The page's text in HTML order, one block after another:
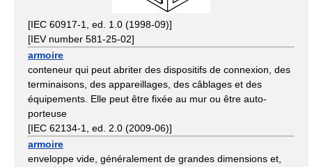
[IEC 60917-1, ed. 1.0 (1998-09)]
[IEV number 581-25-02]
armoire
conteneur qui peut abriter des dispositifs de connexion, des
terminaisons, des appareillages, des câblages et des
équipements. Elle peut être fixée au mur ou être auto-
porteuse
[IEC 62134-1, ed. 2.0 (2009-06)]
armoire
enveloppe vide, généralement de grandes dimensions et,